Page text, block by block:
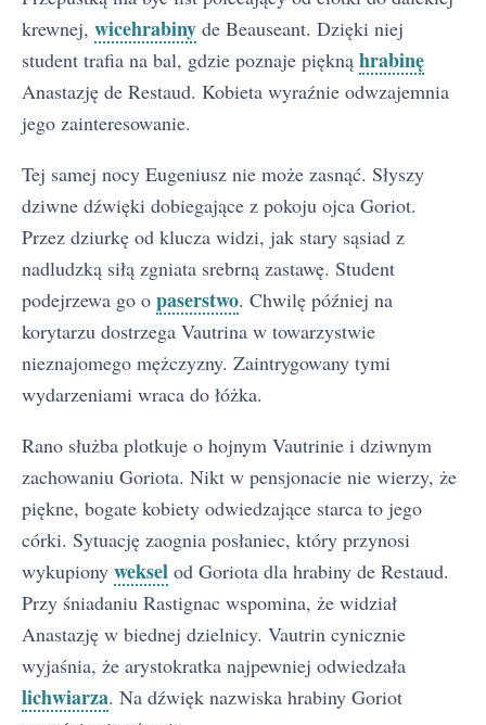
krewnej, wicehrabiny de Beauseant. Dzięki niej
student trafia na bal, gdzie poznaje piękną hrabinę
Anastazję de Restaud. Kobieta wyraźnie odwzajemnia
jego zainteresowanie.
Tej samej nocy Eugeniusz nie może zasnąć. Słyszy
dziwne dźwięki dobiegające z pokoju ojca Goriot.
Przez dziurkę od klucza widzi, jak stary sąsiad z
nadludzką siłą zgniata srebrną zastawę. Student
podejrzewa go o paserstwo. Chwilę później na
korytarzu dostrzega Vautrina w towarzystwie
nieznajomego mężczyzny. Zaintrygowany tymi
wydarzeniami wraca do łóżka.
Rano służba plotkuje o hojnym Vautrinie i dziwnym
zachowaniu Goriota. Nikt w pensjonacie nie wierzy, że
piękne, bogate kobiety odwiedzające starca to jego
córki. Sytuację zaognia posłaniec, który przynosi
wykupiony weksel od Goriota dla hrabiny de Restaud.
Przy śniadaniu Rastignac wspomina, że widział
Anastazję w biednej dzielnicy. Vautrin cynicznie
wyjaśnia, że arystokratka najpewniej odwiedzała
lichwiarza. Na dźwięk nazwiska hrabiny Goriot